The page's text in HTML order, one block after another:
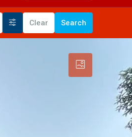
Clear Search